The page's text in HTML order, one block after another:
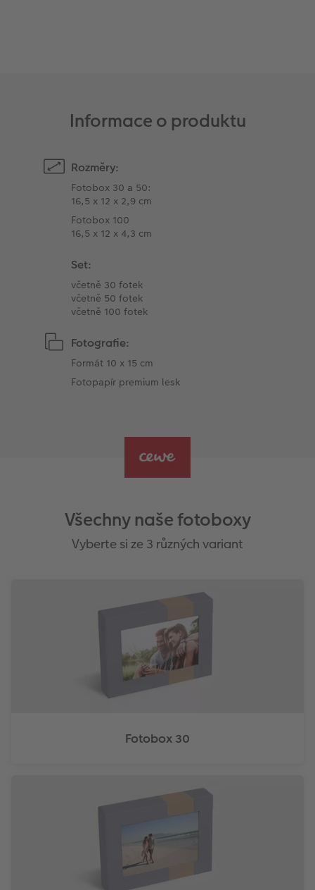
Informace o produktu
Rozměry:
Fotobox 30 a 50:
16,5 x 12 x 2,9 cm
Fotobox 100
16,5 x 12 x 4,3 cm
Set:
včetně 30 fotek
včetně 50 fotek
včetně 100 fotek
Fotografie:
Formát 10 x 15 cm
Fotopapír premium lesk
Všechny naše fotoboxy
Vyberte si ze 3 různých variant
Fotobox 30